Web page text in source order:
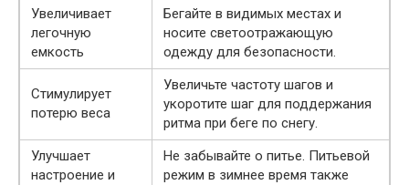
Увеличивает
легочную
емкость
Бегайте в видимых местах и
носите светоотражающую
одежду для безопасности.
Стимулирует
потерю веса
Увеличьте частоту шагов и
укоротите шаг для поддержания
ритма при беге по снегу.
Улучшает
настроение и
Не забывайте о питье. Питьевой
режим в зимнее время также